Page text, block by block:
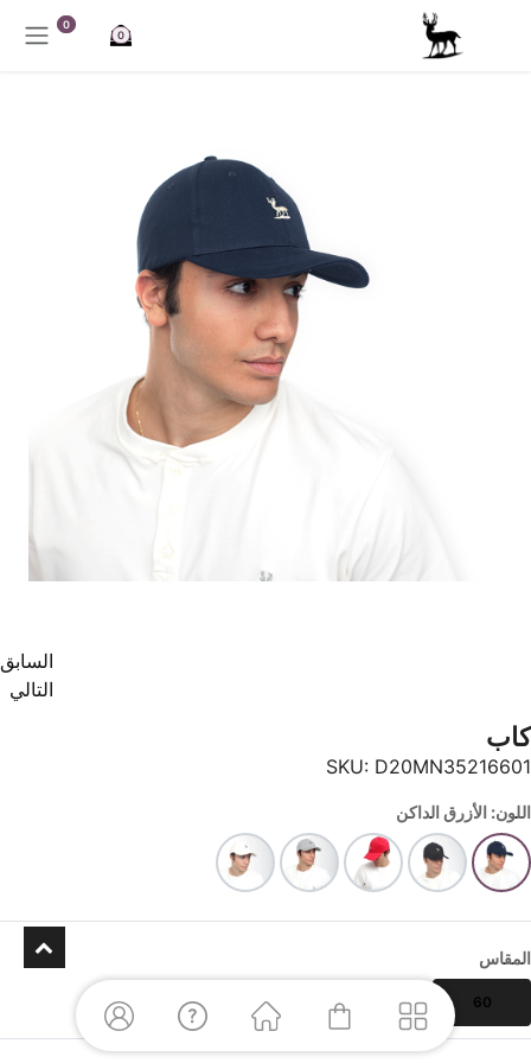
تخطي للذهاب إلى المحتوى
0
0
السابق
التالي
كاب
SKU: D20MN35216601
اللون: الأزرق الداكن
المقاس
60